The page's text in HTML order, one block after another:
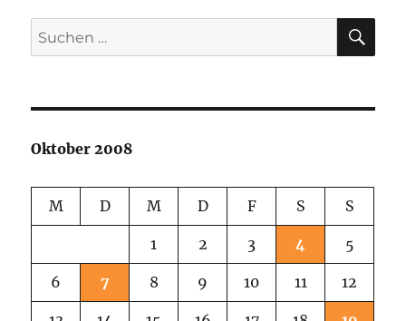
Suchen
nach:
Oktober 2008
M D M D F S S
1 2 3 4 5
6 7 8 9 10 11 12